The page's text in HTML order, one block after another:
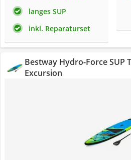
langes SUP
inkl. Reparaturset
Bestway Hydro-Force SUP
Excursion